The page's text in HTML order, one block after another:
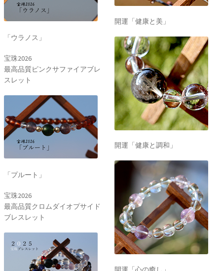
「ウラノス」
宝珠2026
最高品質ピンクサファイアブレ
スレット
「プルート」
宝珠2026
最高品質クロムダイオプサイド
ブレスレット
開運「健康と美」
開運「健康と調和」